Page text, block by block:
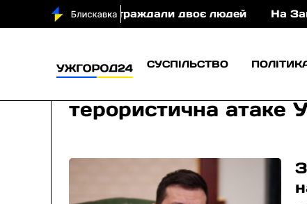
ДТП постраждали двоє людей На Закарпатті
СУСПІЛЬСТВО
терористична атаке